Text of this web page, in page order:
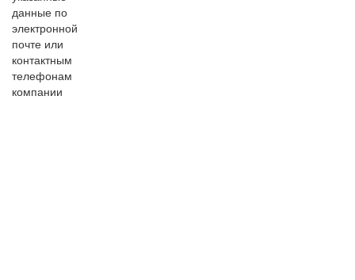
данные по
электронной
почте или
контактным
телефонам
компании